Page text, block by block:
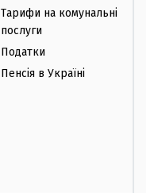
Тарифи на комунальні
послуги
Податки
Пенсія в Україні